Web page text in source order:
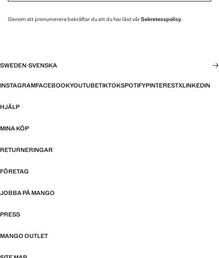
Genom att prenumerera bekräftar du att du har läst vårSekretesspolicy.
SWEDEN·SVENSKA
INSTAGRAMFACEBOOKYOUTUBETIKTOKSPOTIFYPINTERESTXLINKEDIN
HJÄLP
MINA KÖP
RETURNERINGAR
FÖRETAG
JOBBA PÅ MANGO
PRESS
MANGO OUTLET